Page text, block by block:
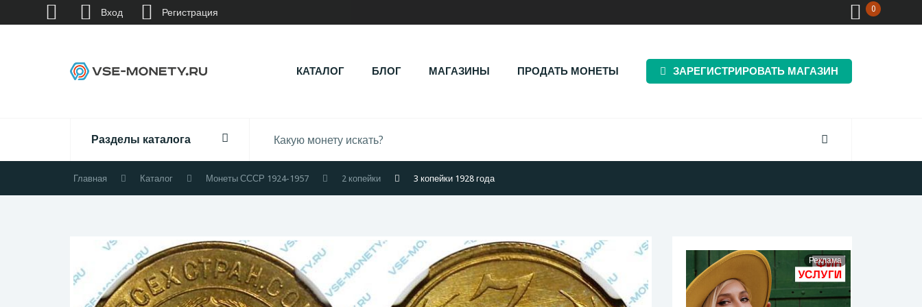
КАТАЛОГ БЛОГ МАГАЗИНЫ ПРОДАТЬ МОНЕТЫ ЗАРЕГИСТРИРОВАТЬ МАГАЗИН
Разделы каталога
Главная Каталог Монеты СССР 1924-1957 2 копейки 3 копейки 1928 года
Реклама
Вход Регистрация 0